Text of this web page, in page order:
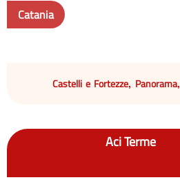
Catania
Castelli e Fortezze, Panorama,
Aci Terme